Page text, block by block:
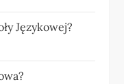
Językowej?